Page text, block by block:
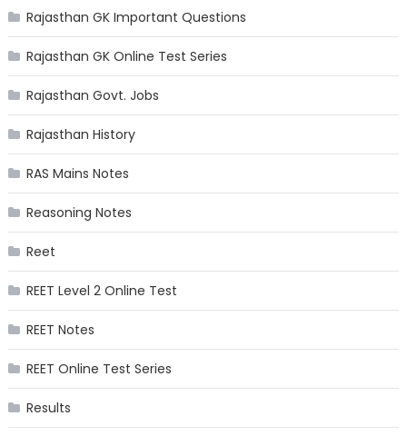
Rajasthan GK Important Questions
Rajasthan GK Online Test Series
Rajasthan Govt. Jobs
Rajasthan History
RAS Mains Notes
Reasoning Notes
Reet
REET Level 2 Online Test
REET Notes
REET Online Test Series
Results